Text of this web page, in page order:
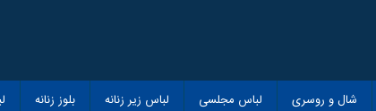
شال و روسری لباس مجلسی لباس زیر زنانه بلوز زنانه